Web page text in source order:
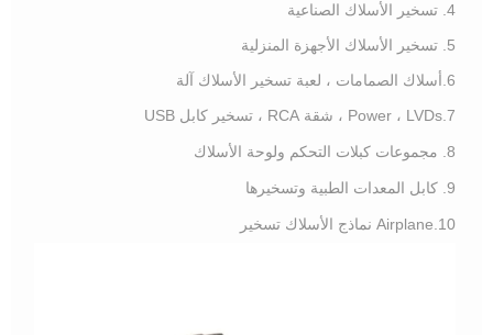
4. تسخير الأسلاك الصناعية
5. تسخير الأسلاك الأجهزة المنزلية
6.أسلاك الصمامات ، لعبة تسخير الأسلاك آلة
7.Power ، LVDs ، شقة RCA ، تسخير كابل USB
8. مجموعات كبلات التحكم ولوحة الأسلاك
9. كابل المعدات الطبية وتسخيرها
10.Airplane نماذج الأسلاك تسخير